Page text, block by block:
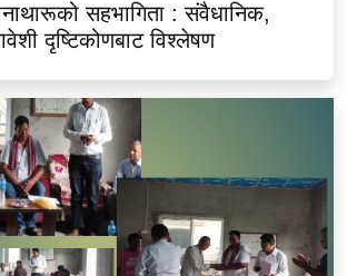
सहभागिता : संवैधानिक,
दृष्टिकोणबाट विश्लेषण